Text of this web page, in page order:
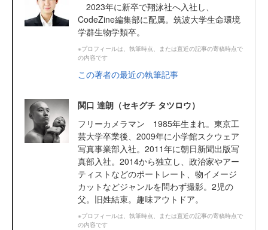
2023年に新卒で翔泳社へ入社し、
CodeZine編集部に配属。筑波大学生命環境
学群生物学類卒。
※プロフィールは、執筆時点、または直近の記事の寄稿時点で
の内容です
この著者の最近の執筆記事
関口 達朗（セキグチ タツロウ）
フリーカメラマン 1985年生まれ。東京工
芸大学卒業後、2009年に小学館スクウェア
写真事業部入社。2011年に朝日新聞出版写
真部入社。2014から独立し、政治家やアー
ティストなどのポートレート、物イメージ
カットなどジャンルを問わず撮影。2児の
父。旧姓結束。趣味アウトドア。
※プロフィールは、執筆時点、または直近の記事の寄稿時点で
の内容です